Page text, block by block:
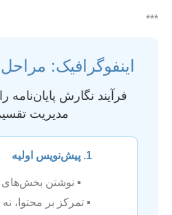
***
اینفوگرافیک:
فرآیند نگارش
مدیریت
1. پیش‌نویس اولیه
▪️ نوشتن بخش‌های
▪️ تمرکز بر محتوا،